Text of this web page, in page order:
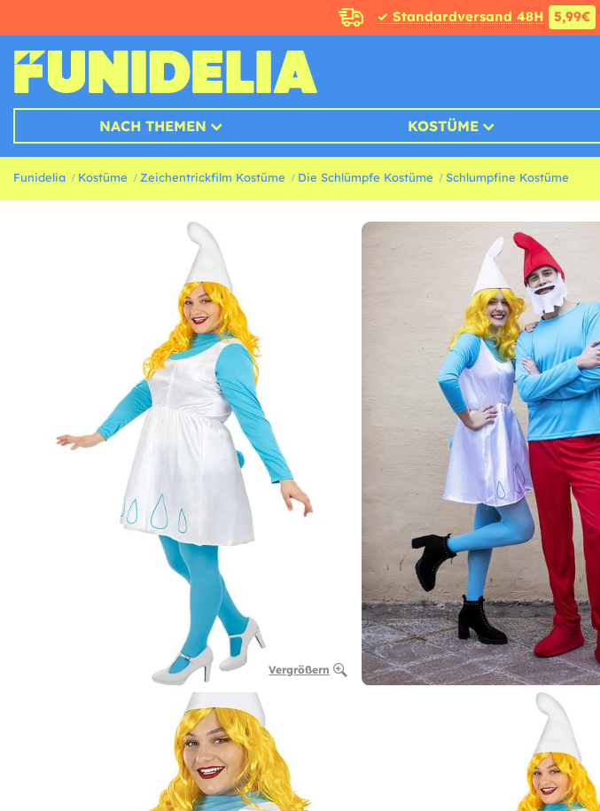
✓ Standardversand 48H 5,99€
NACH THEMEN KOSTÜME
Funidelia Kostüme Zeichentrickfilm Kostüme Die Schlümpfe Kostüme Schlumpfine Kostüme
Vergrößern